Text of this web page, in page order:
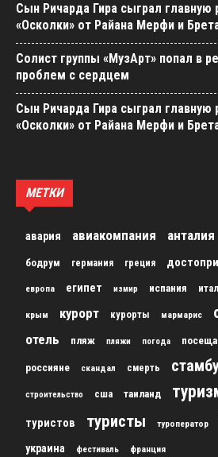
Сын Ричарда Гира сыграл главную
«Осколки» от Райана Мерфи и
Солист группы «МузАрт» попал в
проблем с сердцем
Сын Ричарда Гира сыграл главную
«Осколки» от Райана Мерфи и
МЕТКИ
авария авиакомпания анталия
бодрум германия греция
европа египет измир испания
крым курорт курорты мармарис
отель
пляж пляжи погода
россияне скандал смерть
строительство сша таиланд
туристов туристы туроператор
украина фестиваль франция